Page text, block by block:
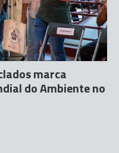
marca
do Ambiente no